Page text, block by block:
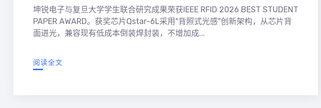
坤锐电子与复旦大学学生联合研究成果荣获IEEE RFID 2026 BEST STUDENT
PAPER AWARD。获奖芯片Qstar-6L采用"背照式光感"创新架构，从芯片背
面进光，兼容现有低成本倒装焊封装，不增加成...
阅读全文